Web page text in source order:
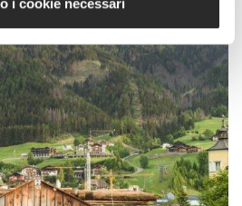
i cookie necessari